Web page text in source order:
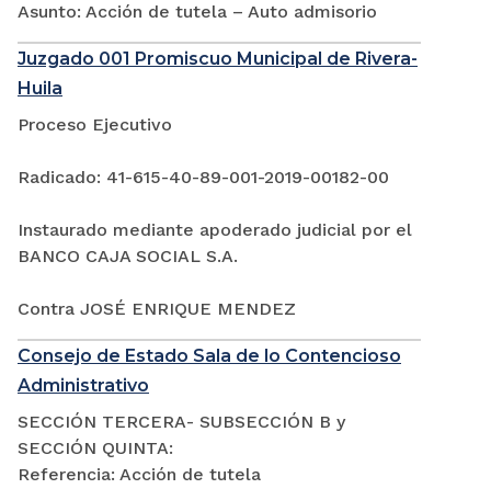
Asunto: Acción de tutela – Auto admisorio
Juzgado 001 Promiscuo Municipal de Rivera-
Huila
Proceso Ejecutivo
Radicado: 41-615-40-89-001-2019-00182-00
Instaurado mediante apoderado judicial por el
BANCO CAJA SOCIAL S.A.
Contra JOSÉ ENRIQUE MENDEZ
Consejo de Estado Sala de lo Contencioso
Administrativo
SECCIÓN TERCERA- SUBSECCIÓN B y
SECCIÓN QUINTA:
Referencia: Acción de tutela